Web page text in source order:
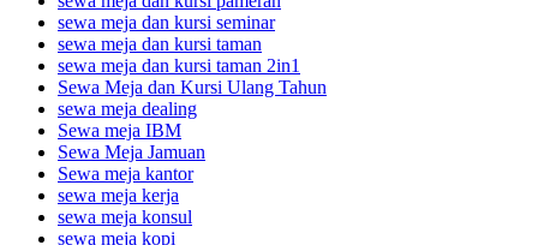
sewa meja dan kursi seminar
sewa meja dan kursi taman
sewa meja dan kursi taman 2in1
Sewa Meja dan Kursi Ulang Tahun
sewa meja dealing
Sewa meja IBM
Sewa Meja Jamuan
Sewa meja kantor
sewa meja kerja
sewa meja konsul
sewa meja kopi